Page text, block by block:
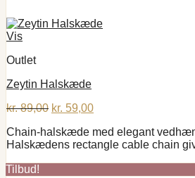
Vis
Outlet
Zeytin Halskæde
kr.89,00 Den
pris
var:
kr. 59,00Den
pris
er:
Chain-halskæde med elegant
Halskædens rectangle cable chain
Tilbud!